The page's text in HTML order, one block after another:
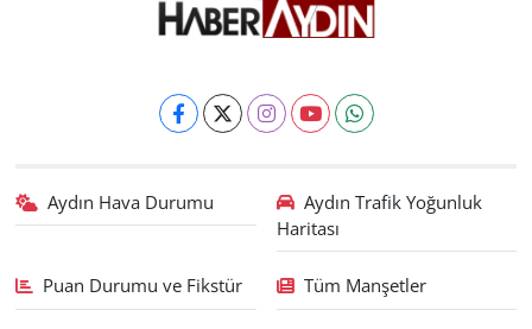
Aydın Hava Durumu
Aydın Trafik Yoğunluk
Haritası
Puan Durumu ve Fikstür Tüm Manşetler